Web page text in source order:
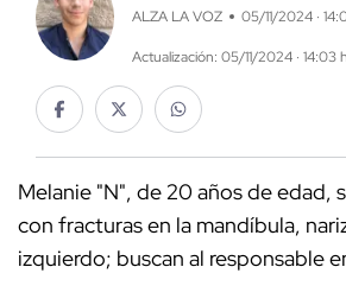
ALZA LA VOZ 05/11/2024 ·
Actualización: 05/11/2024 · 14:03
Melanie "N", de 20 años de edad,
con fracturas en la mandíbula,
izquierdo; buscan al responsable